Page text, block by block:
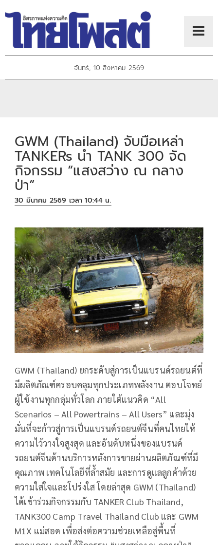
จันทร์, 10 สิงหาคม 2569
GWM (Thailand) จับมือเหล่า
TANKERs นำ TANK 300 จัด
กิจกรรม “แสงสว่าง ณ กลาง
ป่า”
30 มีนาคม 2569 เวลา 10:44 น.
GWM (Thailand) ยกระดับสู่การเป็นแบรนด์รถยนต์ที่
มีผลิตภัณฑ์ครอบคลุมทุกประเภทพลังงาน ตอบโจทย์
ผู้ใช้งานทุกกลุ่มทั่วโลก ภายใต้แนวคิด “All
Scenarios – All Powertrains – All Users” และมุ่ง
มั่นที่จะก้าวสู่การเป็นแบรนด์รถยนต์จีนที่คนไทยให้
ความไว้วางใจสูงสุด และอันดับหนึ่งของแบรนด์
รถยนต์จีนด้านบริการหลังการขายผ่านผลิตภัณฑ์ที่มี
คุณภาพ เทคโนโลยีที่ล้ำสมัย และการดูแลลูกค้าด้วย
ความใส่ใจและโปร่งใส โดยล่าสุด GWM (Thailand)
ได้เข้าร่วมกิจกรรมกับ TANKER Club Thailand,
TANK300 Camp Travel Thailand Club และ GWM
M1X แม่สอด เพื่อส่งต่อความช่วยเหลือสู่พื้นที่